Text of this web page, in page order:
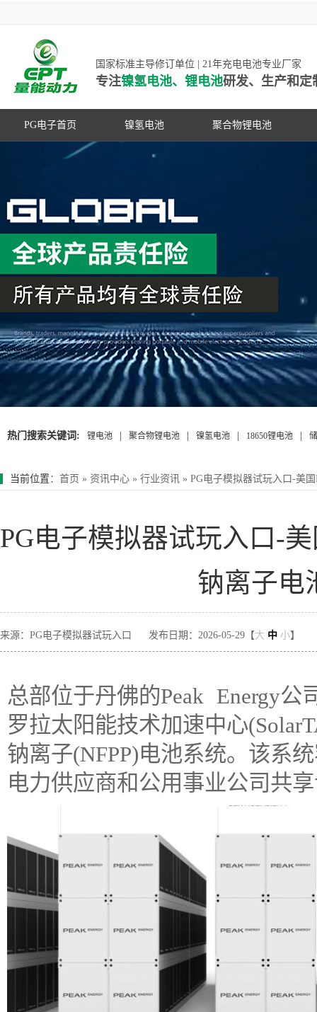
国家标准主导修订单位 | 21年充电电池专业厂家
专注镍氢电池、锂电池研发、生产和定
PG电子首页 镍氢电池 聚合物锂电池
高容量镍氢电池
超低自放电镍氢电池
动力镍氢电池
常规镍氢电池
PG游戏官网是镍氢电池国家标准主导
修订单位，并参与多项锂电池行业国
家标准的制定
热门搜索关键词: 锂电池 聚合物锂电池 镍氢电池 18650锂电池
当前位置 ： 首页 » 资讯中心 » 行业资讯 » PG电子模拟器试玩入口-美
PG电子模拟器试玩入口-
钠离子电
来源：PG电子模拟器试玩入口 发布日期：2026-05-29【大 中 小】
总部位于丹佛的Peak Energy
罗拉太阳能技术加速中心
钠离子(NFPP)电池系统。该系
电力供应商和公用事业公司共